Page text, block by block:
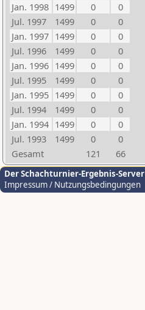
Jan. 1998 1499 0
0
Jul. 1997
1499 0
0
Jan. 1997 1499 0
0
Jul. 1996
1499 0
0
Jan. 1996 1499 0
0
Jul. 1995
1499 0
0
Jan. 1995 1499 0
0
Jul. 1994
1499 0
0
Jan. 1994 1499 0
0
Jul. 1993
1499 0
0
Gesamt
121 66
Der Schachturnier-Ergebnis-Server
Impressum / Nutzungsbedingungen